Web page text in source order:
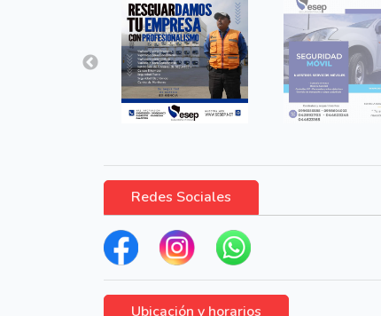
Redes Sociales
Ubicación y horarios